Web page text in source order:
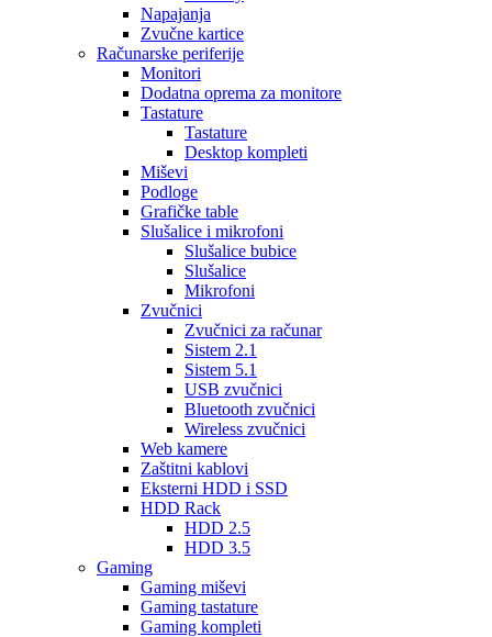
Napajanja
Zvučne kartice
Računarske periferije
Monitori
Dodatna oprema za monitore
Tastature
Tastature
Desktop kompleti
Miševi
Podloge
Grafičke table
Slušalice i mikrofoni
Slušalice bubice
Slušalice
Mikrofoni
Zvučnici
Zvučnici za računar
Sistem 2.1
Sistem 5.1
USB zvučnici
Bluetooth zvučnici
Wireless zvučnici
Web kamere
Zaštitni kablovi
Eksterni HDD i SSD
HDD Rack
HDD 2.5
HDD 3.5
Gaming
Gaming miševi
Gaming tastature
Gaming kompleti